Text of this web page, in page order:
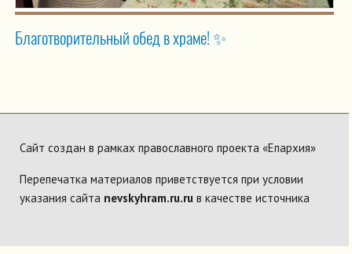
Благотворительный обед в храме! ✨
Сайт создан в рамках православного проекта «Епархия»
Перепечатка материалов приветствуется при условии
указания сайта nevskyhram.ru.ru в качестве источника